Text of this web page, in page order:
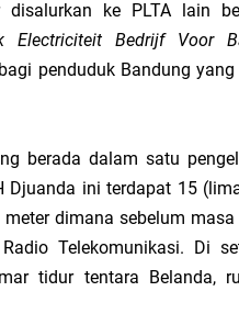
Saat Tiba Di Persimpangan Jalan
Ketika Permainan “Cari
Cara Melakukan Utang Piutang
Bersikap Berlebihan dalam Ibadah
ke PLTA lain
Electriciteit Bedrijf Voor
penduduk Bandung
berada dalam satu
Djuanda ini terdapat 15
dimana sebelum
Telekomunikasi. Di
tidur tentara Belanda,